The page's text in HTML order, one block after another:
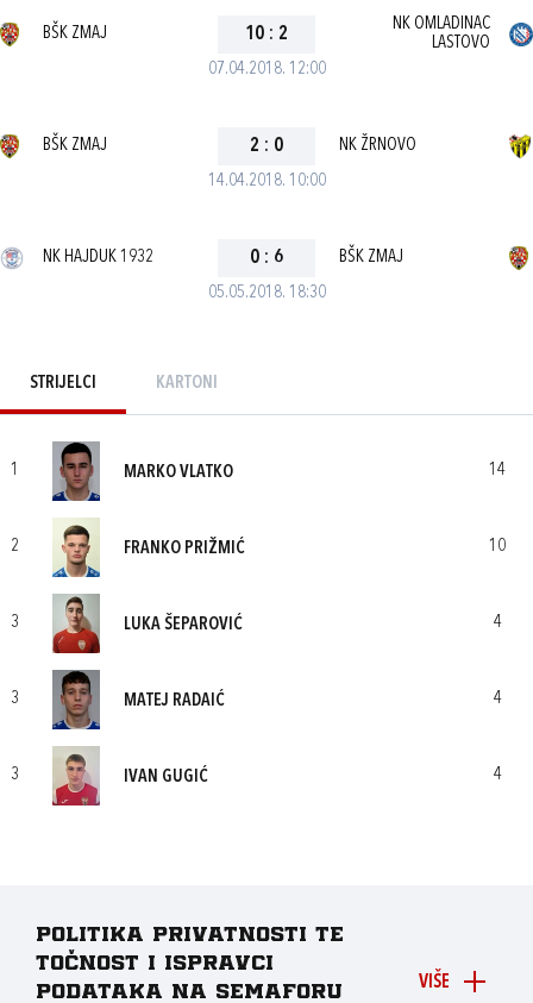
07.04.2018. 12:00
BŠK ZMAJ 10 : 2
NK OMLADINAC
LASTOVO
14.04.2018. 10:00
BŠK ZMAJ 2 : 0 NK ŽRNOVO
05.05.2018. 18:30
NK HAJDUK 1932 0 : 6 BŠK ZMAJ
STRIJELCI KARTONI
1 MARKO VLATKO 14
2 FRANKO PRIŽMIĆ 10
3 LUKA ŠEPAROVIĆ 4
3 MATEJ RADAIĆ 4
3 IVAN GUGIĆ 4
VIŠE
Politika privatnosti te
točnost i ispravci
podataka na Semaforu